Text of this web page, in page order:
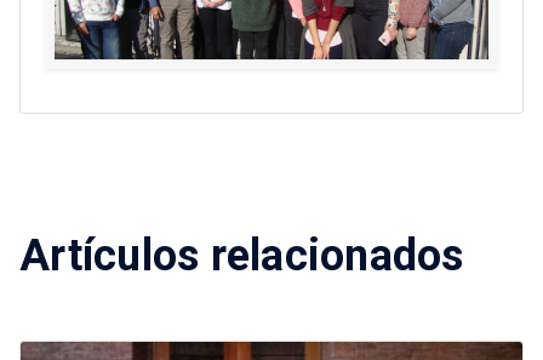
Artículos relacionados